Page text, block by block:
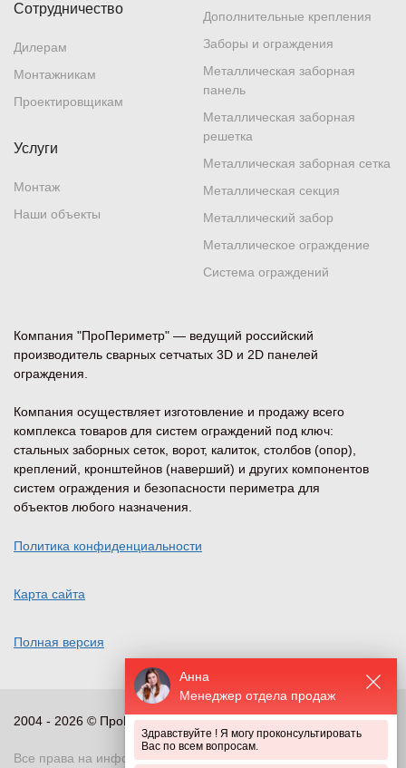
Анна
Менеджер отдела продаж
Здравствуйте ! Я могу проконсультировать
Вас по всем вопросам.
Компания "ПроПериметр" — ведущий российский
производитель сварных сетчатых 3D и 2D панелей
ограждения.
Компания осуществляет изготовление и продажу всего
комплекса товаров для систем ограждений под ключ:
стальных заборных сеток, ворот, калиток, столбов (опор),
креплений, кронштейнов (наверший) и других компонентов
систем ограждения и безопасности периметра для
объектов любого назначения.
Политика конфиденциальности
Карта сайта
Полная версия
Дополнительные крепления
Заборы и ограждения
Металлическая заборная
панель
Металлическая заборная
решетка
Металлическая заборная сетка
Металлическая секция
Металлический забор
Металлическое ограждение
Система ограждений
Сотрудничество
Дилерам
Монтажникам
Проектировщикам
Услуги
Монтаж
Наши объекты
2004 - 2026 © ПроПериметр, все права защищены
Все права на информационные и иные материалы сайта